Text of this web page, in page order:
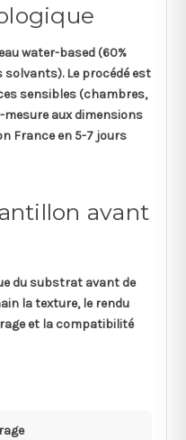
water-based (60%
Le procédé est
sensibles (chambres,
mesure aux dimensions
France en 5-7 jours
avant
du substrat avant de
la texture, le rendu
et la compatibilité